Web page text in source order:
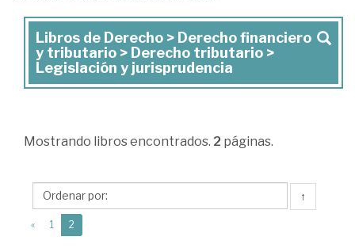
Libros
de
Derecho
Derecho
y
tributario
Libros de Derecho > Derecho financiero
y tributario > Derecho tributario >
Legislación y jurisprudencia
Mostrando libros encontrados. 2 páginas.
↑
« 1 2